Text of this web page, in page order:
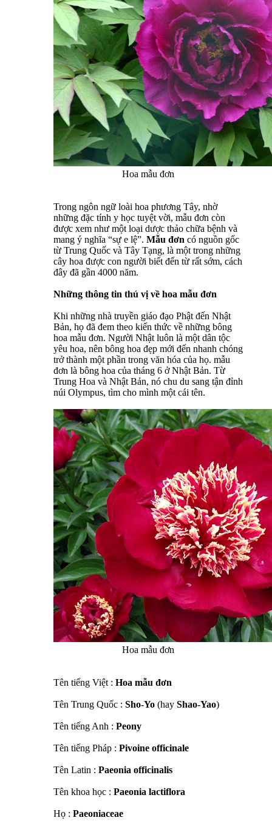
Hoa mẫu đơn
Trong ngôn ngữ loài hoa phương Tây, nhờ
những đặc tính y học tuyệt vời, mẫu đơn còn
được xem như một loại dược thảo chữa bệnh và
mang ý nghĩa “sự e lệ”. Mẫu đơn có nguồn gốc
từ Trung Quốc và Tây Tạng, là một trong những
cây hoa được con người biết đến từ rất sớm, cách
đây đã gần 4000 năm.
Những thông tin thú vị về hoa mẫu đơn
Khi những nhà truyền giáo đạo Phật đến Nhật
Bản, họ đã đem theo kiến thức về những bông
hoa mẫu đơn. Người Nhật luôn là một dân tộc
yêu hoa, nên bông hoa đẹp mới đến nhanh chóng
trở thành một phần trong văn hóa của họ. mẫu
đơn là bông hoa của tháng 6 ở Nhật Bản. Từ
Trung Hoa và Nhật Bản, nó chu du sang tận đỉnh
núi Olympus, tìm cho mình một cái tên.
Hoa mẫu đơn
Tên tiếng Việt : Hoa mẫu đơn
Tên Trung Quốc : Sho-Yo (hay Shao-Yao)
Tên tiếng Anh : Peony
Tên tiếng Pháp : Pivoine officinale
Tên Latin : Paeonia officinalis
Tên khoa học : Paeonia lactiflora
Họ : Paeoniaceae